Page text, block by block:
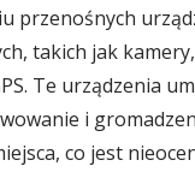
przenośnych
takich jak
Te urządzenia
i
co jest